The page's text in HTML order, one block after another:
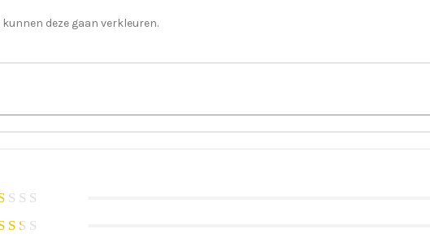
deze gaan verkleuren.